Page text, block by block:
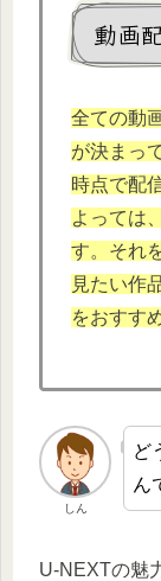
動画
全ての動
が決まっ
時点で配
よっては
す。それ
見たい作
をおすす
しん
ど
ん
U-NEXTの魅